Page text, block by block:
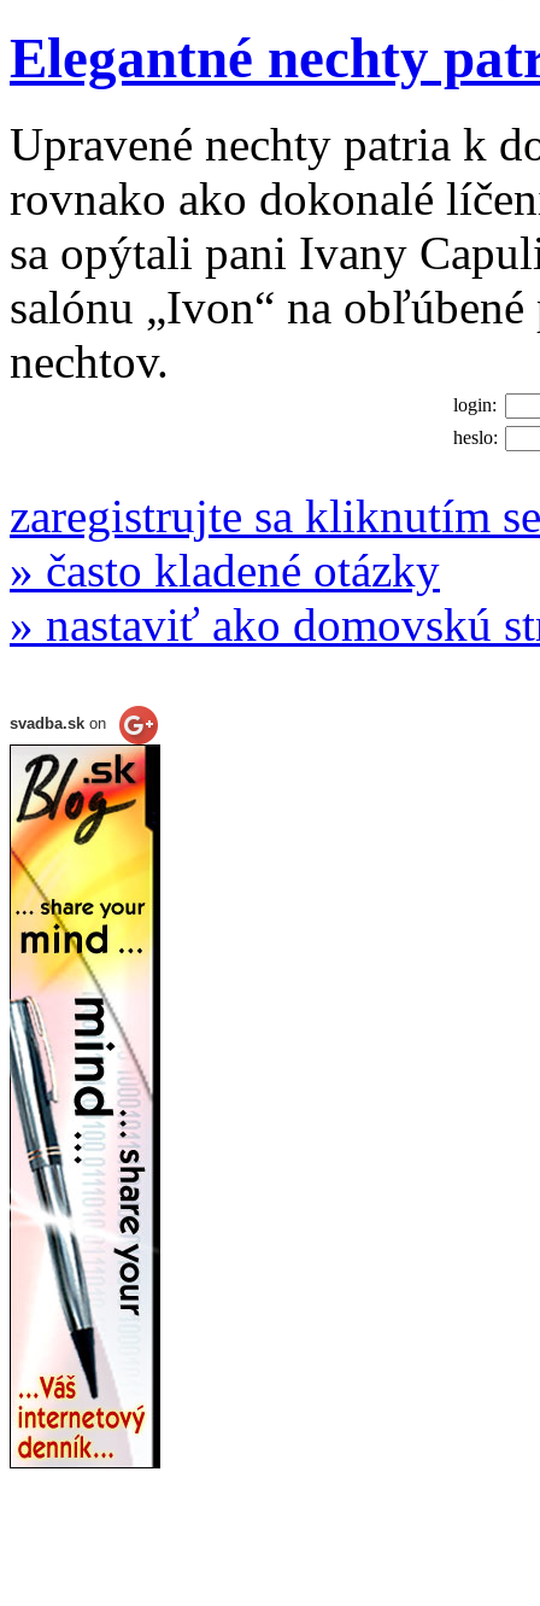
Elegantné nechty
Upravené nechty patria k
rovnako ako dokonalé
sa opýtali pani Ivany
salónu „Ivon“ na
nechtov.
login:
heslo:
zaregistrujte sa kliknutím
» často kladené otázky
» nastaviť ako domovskú
svadba.sk on